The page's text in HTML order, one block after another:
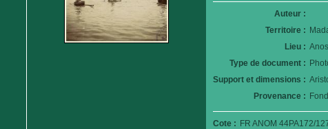
Auteur :
Territoire :
Lieu :
Type de document :
Support et dimensions :
Provenance :
Cote : FR ANOM 44PA172/